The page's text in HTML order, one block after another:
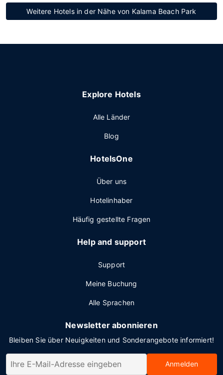
Weitere Hotels in der Nähe von Kalama Beach Park
Explore Hotels
Alle Länder
Blog
HotelsOne
Über uns
Hotelinhaber
Häufig gestellte Fragen
Help and support
Support
Meine Buchung
Alle Sprachen
Newsletter abonnieren
Bleiben Sie über Neuigkeiten und Sonderangebote informiert!
Anmelden